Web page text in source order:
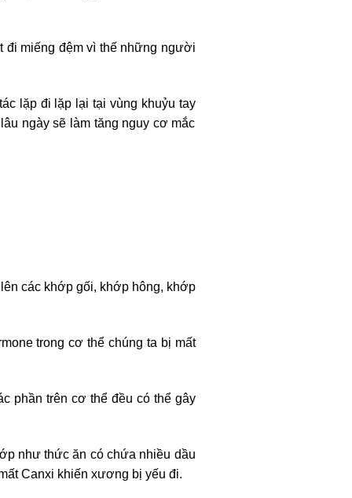
miếng đệm vì thế những người
lặp đi lặp lại tại vùng khuỷu tay
ngày sẽ làm tăng nguy cơ mắc
các khớp gối, khớp hông, khớp
trong cơ thể chúng ta bị mất
phần trên cơ thể đều có thể gây
như thức ăn có chứa nhiều dầu
Canxi khiến xương bị yếu đi.